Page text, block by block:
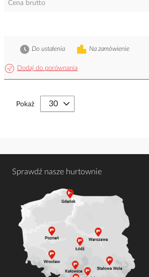
Cena brutto
Dodaj do porównania
Na zamówienie
Do ustalenia
Pokaż
Sprawdź nasze hurtownie